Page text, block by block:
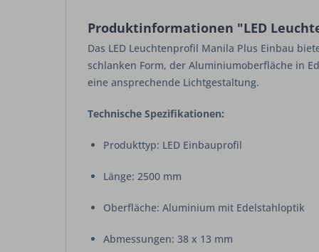
Produktinformationen "LED
Das LED Leuchtenprofil Manila Plus Einbau
schlanken Form, der Aluminiumoberfläche in
eine ansprechende Lichtgestaltung.
Technische Spezifikationen:
Produkttyp: LED Einbauprofil
Länge: 2500 mm
Oberfläche: Aluminium mit Edelstahloptik
Abmessungen: 38 x 13 mm